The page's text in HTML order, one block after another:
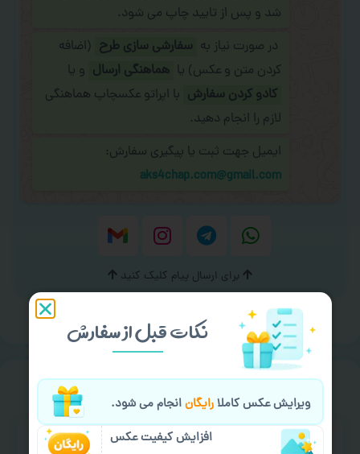
شد و پس از تایید چاپ می شود.
در صورت نیاز به سفارشی سازی طرح (اضافه
کردن متن و عکس) یا هماهنگی ارسال و یا
کادو کردن سفارش با اپراتو عکسچاپ هماهنگی
لازم را انجام دهید.
ایمیل جهت ثبت یا پیگیری سفارش:
aks4chap.com@gmail.com
برای ارسال پیام کلیک کنید
خیالت راحت ازسفارش گیری
نکات قبل از سفارش
ویرایش عکس کاملارایگانانجام می شود.
افزایش کیفیت عکس